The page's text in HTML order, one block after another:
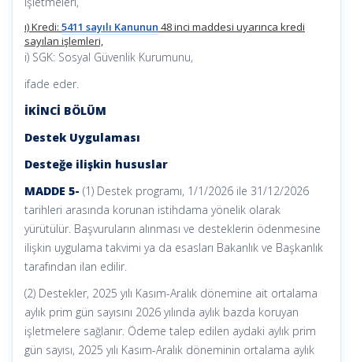
ı) Kredi: 5411 sayılı Kanunun 48 inci maddesi uyarınca kredi
sayılan işlemleri,
i) SGK: Sosyal Güvenlik Kurumunu,
ifade eder.
İKİNCİ BÖLÜM
Destek Uygulaması
Desteğe ilişkin hususlar
MADDE 5- (1) Destek programı, 1/1/2026 ile 31/12/2026
tarihleri arasında korunan istihdama yönelik olarak
yürütülür. Başvuruların alınması ve desteklerin ödenmesine
ilişkin uygulama takvimi ya da esasları Bakanlık ve Başkanlık
tarafından ilan edilir.
(2) Destekler, 2025 yılı Kasım-Aralık dönemine ait ortalama
aylık prim gün sayısını 2026 yılında aylık bazda koruyan
işletmelere sağlanır. Ödeme talep edilen aydaki aylık prim
gün sayısı, 2025 yılı Kasım-Aralık döneminin ortalama aylık